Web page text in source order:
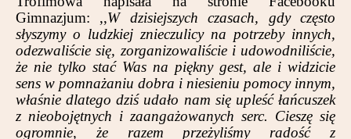
Cegiełki
Rossa
Trasy
Darczyńcy
Gimnazjum: ,,W dzisiejszych czasach, gdy często
słyszymy o ludzkiej znieczulicy na potrzeby innych,
odezwaliście się, zorganizowaliście i udowodniliście,
że nie tylko stać Was na piękny gest, ale i widzicie
sens w pomnażaniu dobra i niesieniu pomocy innym,
właśnie dlatego dziś udało nam się upleść łańcuszek
z nieobojętnych i zaangażowanych serc. Cieszę się
ogromnie, że razem przeżyliśmy radość z